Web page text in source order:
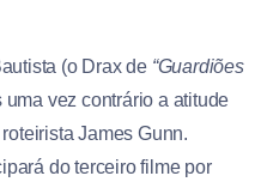
(o Drax de “Guardiões
vez contrário a atitude
James Gunn.
do terceiro filme por